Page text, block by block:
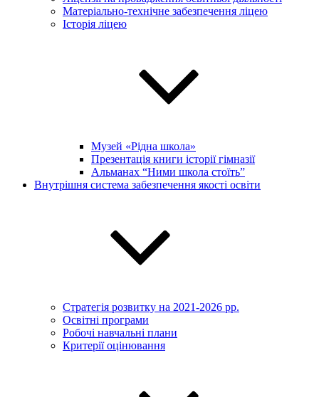
Матеріально-технічне забезпечення ліцею
Історія ліцею
Музей «Рідна школа»
Презентація книги історії гімназії
Альманах “Ними школа стоїть”
Внутрішня система забезпечення якості освіти
Стратегія розвитку на 2021-2026 рр.
Освітні програми
Робочі навчальні плани
Критерії оцінювання